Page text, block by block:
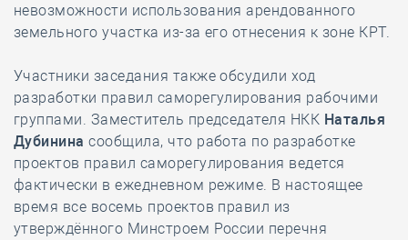
невозможности использования арендованного
земельного участка из-за его отнесения к зоне КРТ.
Участники заседания также обсудили ход
разработки правил саморегулирования рабочими
группами. Заместитель председателя НКК Наталья
Дубинина сообщила, что работа по разработке
проектов правил саморегулирования ведется
фактически в ежедневном режиме. В настоящее
время все восемь проектов правил из
утверждённого Минстроем России перечня